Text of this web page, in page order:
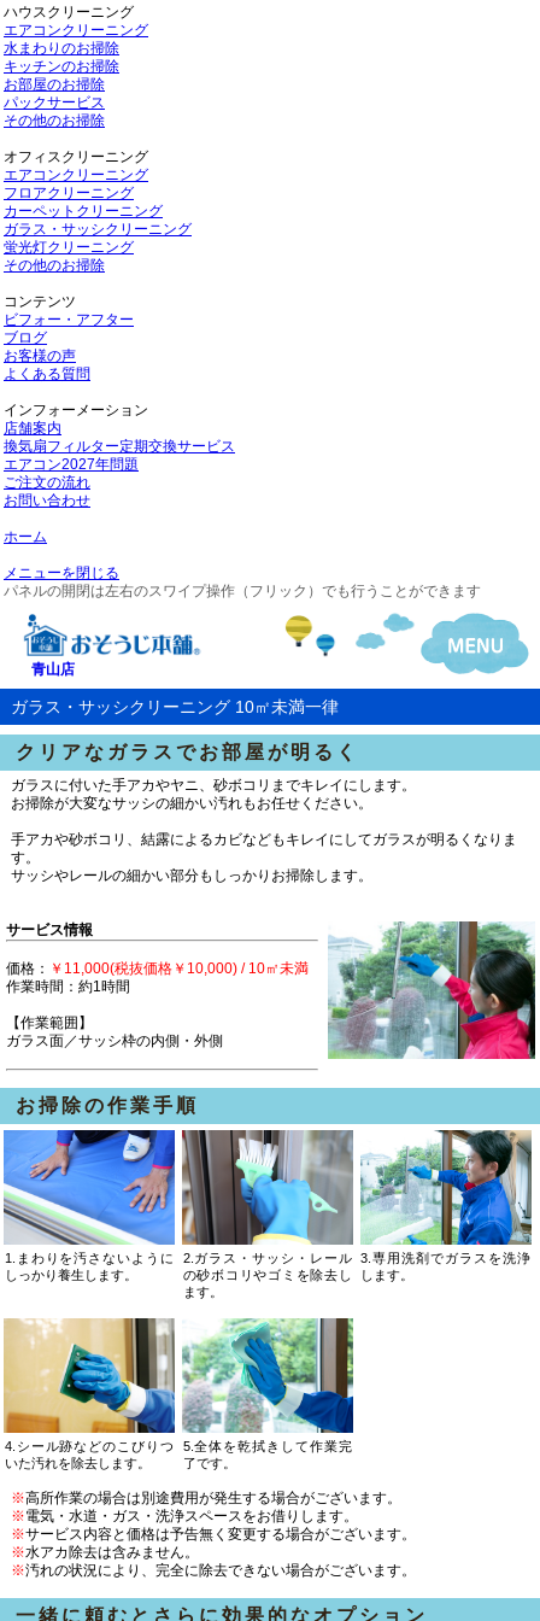
ハウスクリーニング
エアコンクリーニング
水まわりのお掃除
キッチンのお掃除
お部屋のお掃除
パックサービス
その他のお掃除
オフィスクリーニング
エアコンクリーニング
フロアクリーニング
カーペットクリーニング
ガラス・サッシクリーニング
蛍光灯クリーニング
その他のお掃除
コンテンツ
ビフォー・アフター
ブログ
お客様の声
よくある質問
インフォーメーション
店舗案内
換気扇フィルター定期交換サービス
エアコン2027年問題
ご注文の流れ
お問い合わせ
ホーム
メニューを閉じる
パネルの開閉は左右のスワイプ操作（フリック）でも行うことができます
青山店
ガラス・サッシクリーニング 10㎡未満一律
クリアなガラスでお部屋が明るく
ガラスに付いた手アカやヤニ、砂ボコリまでキレイにします。
お掃除が大変なサッシの細かい汚れもお任せください。
手アカや砂ボコリ、結露によるカビなどもキレイにしてガラスが明るくなりま
す。
サッシやレールの細かい部分もしっかりお掃除します。
サービス情報
価格： ￥11,000(税抜価格￥10,000) / 10㎡未満
作業時間：約1時間
【作業範囲】
ガラス面／サッシ枠の内側・外側
お掃除の作業手順
1.まわりを汚さないように
しっかり養生します。
2.ガラス・サッシ・レール
の砂ボコリやゴミを除去し
ます。
3.専用洗剤でガラスを洗浄
します。
4.シール跡などのこびりつ
いた汚れを除去します。
5.全体を乾拭きして作業完
了です。
※高所作業の場合は別途費用が発生する場合がございます。
※電気・水道・ガス・洗浄スペースをお借りします。
※サービス内容と価格は予告無く変更する場合がございます。
※水アカ除去は含みません。
※汚れの状況により、完全に除去できない場合がございます。
一緒に頼むとさらに効果的なオプション